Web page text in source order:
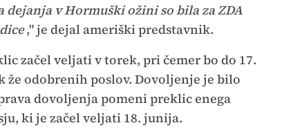
v Hormuški ožini so bila za ZDA
," je dejal ameriški predstavnik.
začel veljati v torek, pri čemer bo do 17.
odobrenih poslov. Dovoljenje je bilo
dovoljenja pomeni preklic enega
ki je začel veljati 18. junija.